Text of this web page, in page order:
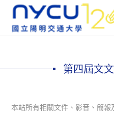
第四屆文
本站所有相關文件、影音、簡